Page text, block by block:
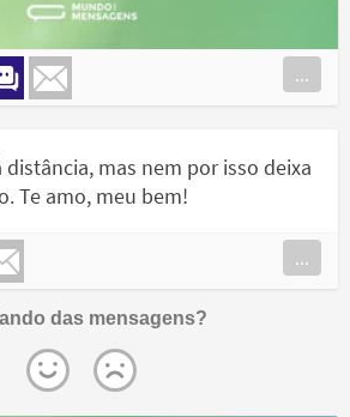
...
mas nem por isso deixa
Te amo, meu bem!
...
das mensagens?